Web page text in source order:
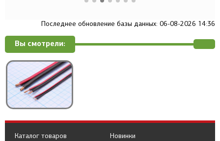
Последнее обновление базы данных: 06-08-2026 14:36
Вы смотрели:
Каталог товаров
Новинки